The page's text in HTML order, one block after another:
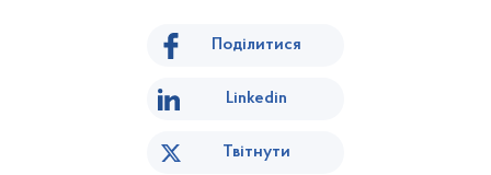
Поділитися
Linkedin
Твітнути